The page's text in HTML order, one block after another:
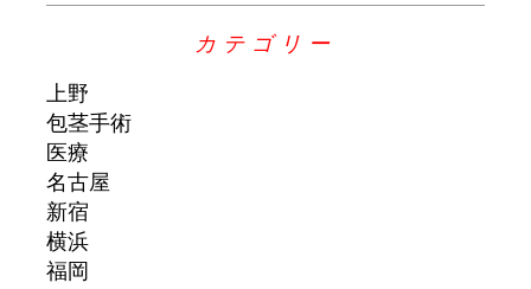
カテゴリー
上野
包茎手術
医療
名古屋
新宿
横浜
福岡